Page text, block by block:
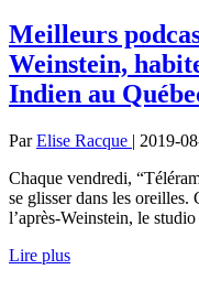
Meilleurs
Weinstein,
Indien au
ParElise Racque | 2019-
Chaque vendredi,
se glisser dans les oreilles.
l’après-Weinstein, le
Lire plus